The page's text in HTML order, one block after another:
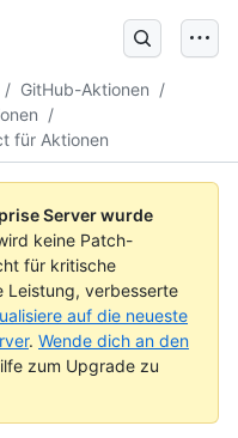
/ GitHub-Aktionen /
/
für Aktionen
Server wurde
keine Patch-
für kritische
Leistung, verbesserte
auf die neueste
. Wende dich an den
zum Upgrade zu